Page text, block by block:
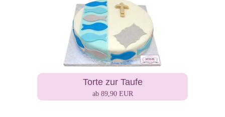
Torte zur Taufe
ab 89,90 EUR